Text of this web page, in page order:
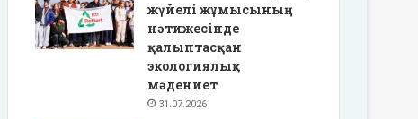
жүйелі жұмысының
нәтижесінде
қалыптасқан
экологиялық
мәдениет
31.07.2026